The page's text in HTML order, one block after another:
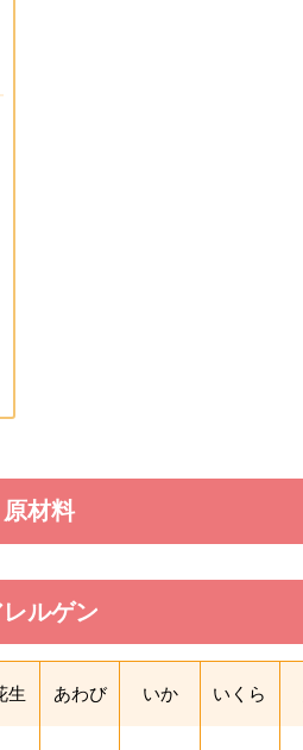
原材料を展開する。
レルゲン
を閉じる。
生 あわび いか いくら